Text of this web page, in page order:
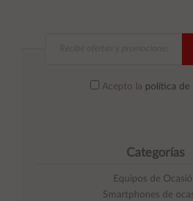
Acepto la política de
Categorías
Equipos de
Smartphones de